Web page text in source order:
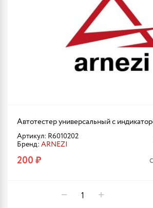
Автотестер универсальный с
Артикул: R6010202
Бренд: ARNEZI
200 ₽